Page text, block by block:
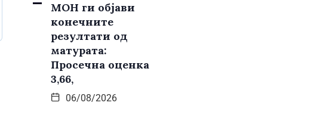
МОН ги објави
конечните
резултати од
матурата:
Просечна оценка
3,66,
06/08/2026